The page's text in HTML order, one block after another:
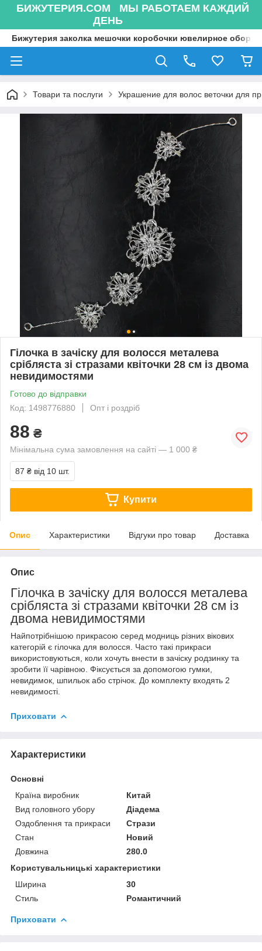
БИЖУТЕРИЯ.COM МЫ РАБОТАЕМ КАЖДИЙ
ДЕНЬ
Бижутерия заколка мешочки коробочки ювелирное
Товари та послуги Украшение для волос веточки для
Гілочка в зачіску для волосся металева
срібляста зі стразами квіточки 28 см із двома
невидимостями
Готово до відправки
Код: 1498776880
Опт і роздріб
88 ₴
Мінімальна сума замовлення на сайті — 1 000 ₴
87 ₴ від 10 шт.
Купити
Опис Характеристики Відгуки про товар Доставка
Опис
Гілочка в зачіску для волосся металева
срібляста зі стразами квіточки 28 см із
двома невидимостями
Найпотрібнішою прикрасою серед модниць різних вікових
категорій є гілочка для волосся. Часто такі прикраси
використовуються, коли хочуть внести в зачіску родзинку та
зробити її чарівною. Фіксується за допомогою гумки,
невидимок, шпильок або стрічок. До комплекту входять 2
невидимості.
Приховати
Характеристики
Основні
Країна виробник
Китай
Вид головного убору
Діадема
Оздоблення та прикраси
Стрази
Стан
Новий
Довжина
280.0
Користувальницькі характеристики
Ширина
30
Стиль
Романтичний
Приховати